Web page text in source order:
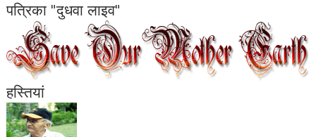
पत्रिका "दुधवा लाइव"
हस्तियां